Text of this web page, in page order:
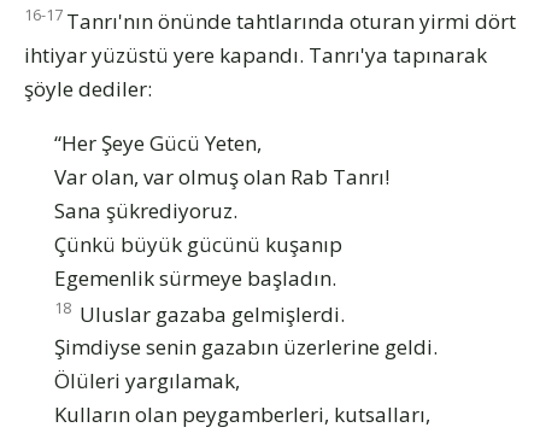
16-17 Tanrı'nın önünde tahtlarında oturan yirmi dört
ihtiyar yüzüstü yere kapandı. Tanrı'ya tapınarak
şöyle dediler:
“Her Şeye Gücü Yeten,
Var olan, var olmuş olan Rab Tanrı!
Sana şükrediyoruz.
Çünkü büyük gücünü kuşanıp
Egemenlik sürmeye başladın.
18 Uluslar gazaba gelmişlerdi.
Şimdiyse senin gazabın üzerlerine geldi.
Ölüleri yargılamak,
Kulların olan peygamberleri, kutsalları,